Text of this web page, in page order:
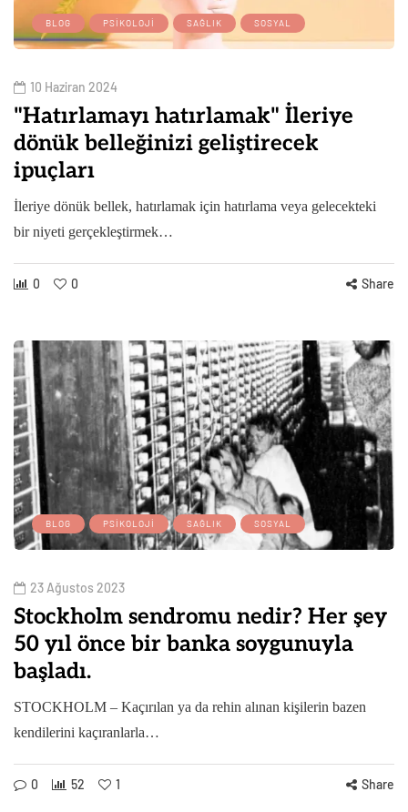
BLOG PSIKOLOJI SAĞLIK SOSYAL
10 Haziran 2024
"Hatırlamayı hatırlamak" İleriye
dönük belleğinizi geliştirecek
ipuçları
İleriye dönük bellek, hatırlamak için hatırlama veya gelecekteki
bir niyeti gerçekleştirmek…
0 0 Share
BLOG PSIKOLOJI SAĞLIK SOSYAL
23 Ağustos 2023
Stockholm sendromu nedir? Her şey
50 yıl önce bir banka soygunuyla
başladı.
STOCKHOLM – Kaçırılan ya da rehin alınan kişilerin bazen
kendilerini kaçıranlarla…
0 52 1 Share